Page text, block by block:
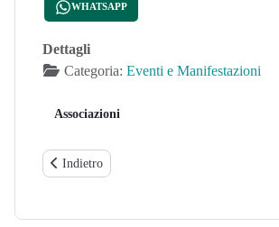
WHATSAPP
Dettagli
Categoria: Eventi e Manifestazioni
Associazioni
Articolo precedente: Esposizione degli
Indietro